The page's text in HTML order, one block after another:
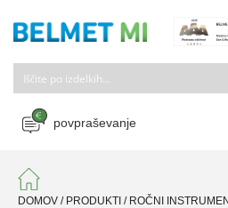
povpraševanje
DOMOV / PRODUKTI / ROČNI